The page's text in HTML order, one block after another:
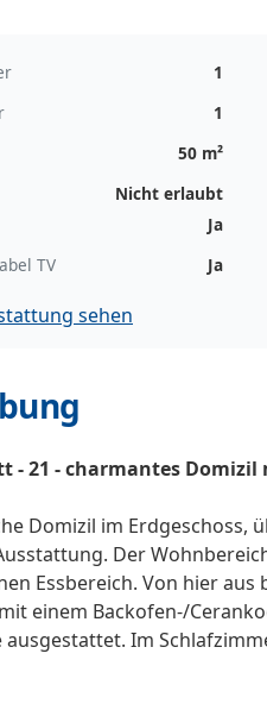
1
1
50 m²
Nicht erlaubt
Ja
TV
Ja
sehen
- 21 - charmantes Domizil
Domizil im Erdgeschoss,
Der
Essbereich. Von hier
einem Backofen-/
ausgestattet. Im